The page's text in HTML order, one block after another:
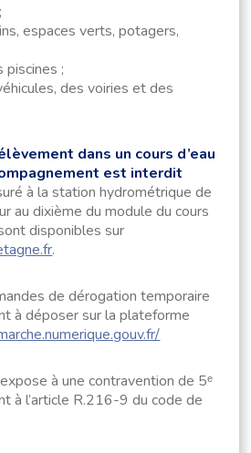
espaces verts, potagers,
piscines ;
des voiries et des
dans un cours d’eau
est interdit
à la station hydrométrique de
au dixième du module du cours
disponibles sur
.
de dérogation temporaire
à déposer sur la plateforme
à une contravention de 5ᵉ
à l’article R.216-9 du code de